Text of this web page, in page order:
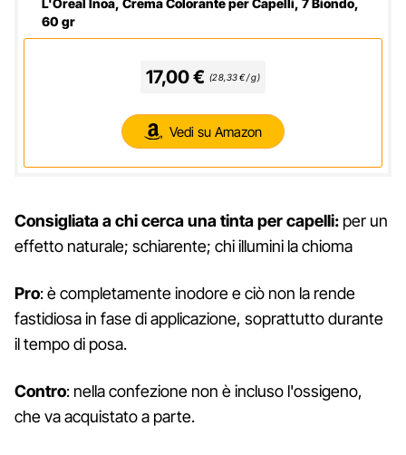
L'Oreal Inoa, Crema Colorante per Capelli, 7 Biondo,
60 gr
17,00 € (28,33 € / g)
Vedi su Amazon
Consigliata a chi cerca una tinta per capelli: per un
effetto naturale; schiarente; chi illumini la chioma
Pro: è completamente inodore e ciò non la rende
fastidiosa in fase di applicazione, soprattutto durante
il tempo di posa.
Contro: nella confezione non è incluso l'ossigeno,
che va acquistato a parte.